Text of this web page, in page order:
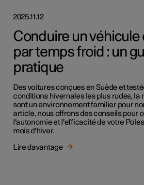
2025.11.12
Conduire un
par temps froid : un
pratique
Des voitures conçues en Suède et
conditions hivernales les plus rudes, la
sont un environnement familier pour
article, nous offrons des conseils pour
l'autonomie et l'efficacité de votre
mois d'hiver.
Lire davantage